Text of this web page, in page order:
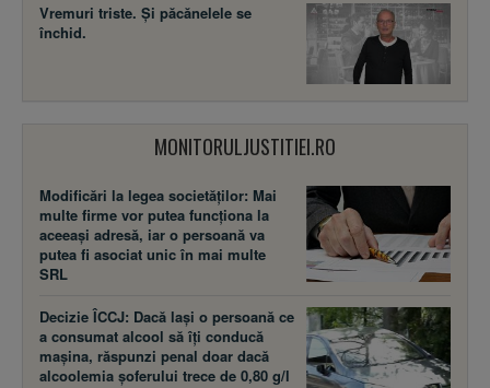
Vremuri triste. Şi păcănelele se
închid.
MONITORULJUSTITIEI.RO
Modificări la legea societăţilor: Mai
multe firme vor putea funcţiona la
aceeaşi adresă, iar o persoană va
putea fi asociat unic în mai multe
SRL
Decizie ÎCCJ: Dacă laşi o persoană ce
a consumat alcool să îţi conducă
maşina, răspunzi penal doar dacă
alcoolemia şoferului trece de 0,80 g/l